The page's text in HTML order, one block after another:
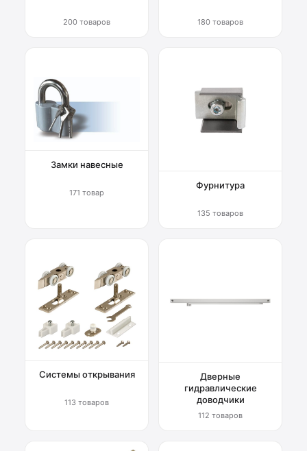
200 товаров 180 товаров
Замки навесные
171 товар
Фурнитура
135 товаров
Системы открывания
113 товаров
Дверные
гидравлические
доводчики
112 товаров